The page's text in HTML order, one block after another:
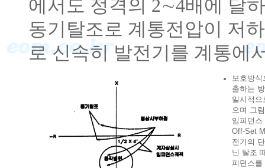
에서도 정격의 2∼4배에 달
동기탈조로 계통전압이 저
로 신속히 발전기를 계통에
보호방
출하는
일시적
으며 그
임피던
Off-Set
전기의
닌 탈조
피던스를